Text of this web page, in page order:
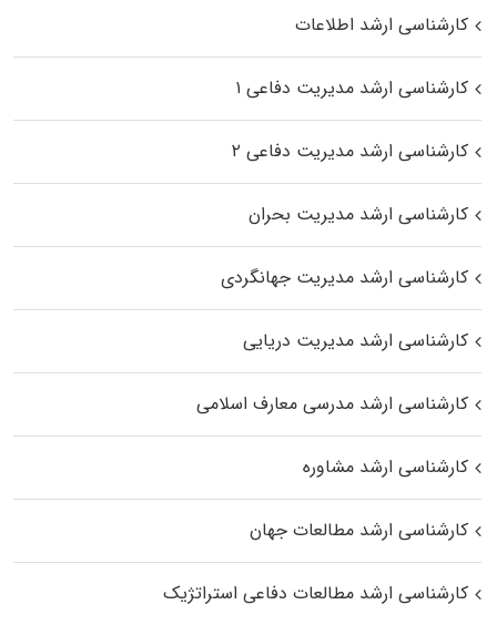
کارشناسی ارشد اطلاعات
کارشناسی ارشد مدیریت دفاعی ۱
کارشناسی ارشد مدیریت دفاعی ۲
کارشناسی ارشد مدیریت بحران
کارشناسی ارشد مدیریت جهانگردی
کارشناسی ارشد مدیریت دریایی
کارشناسی ارشد مدرسی معارف اسلامی
کارشناسی ارشد مشاوره
کارشناسی ارشد مطالعات جهان
کارشناسی ارشد مطالعات دفاعی استراتژیک